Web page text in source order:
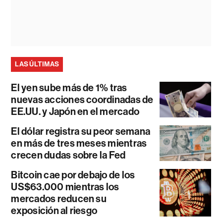
LAS ÚLTIMAS
El yen sube más de 1% tras
nuevas acciones coordinadas de
EE.UU. y Japón en el mercado
El dólar registra su peor semana
en más de tres meses mientras
crecen dudas sobre la Fed
Bitcoin cae por debajo de los
US$63.000 mientras los
mercados reducen su
exposición al riesgo